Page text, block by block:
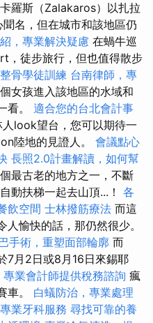
羅斯（Zalakaros）以扎拉
名，但在城市和該地區仍
，專業解決疑慮 在蝸牛巡
，徒步旅行，但也值得散步
整骨學徒訓練 台南律師，專
女孩進入該地區的水域和
看。 適合您的台北會計事
look望台，您可以期待一
陸地的見證人。 會議點心
長照2.0計畫解讀，如何幫
最古老的地方之一，不斷
動扶梯一起去山頂...！ 各
飲空間 士林撥筋療法 而這
愉快的話，那仍然很少。
手術，重塑面部輪廓 而
7月2日或8月16日來錫耶
專業會計師提供稅務諮詢 瘋
車。 白蟻防治，專業處理
業牙科服務 尋找可靠的養